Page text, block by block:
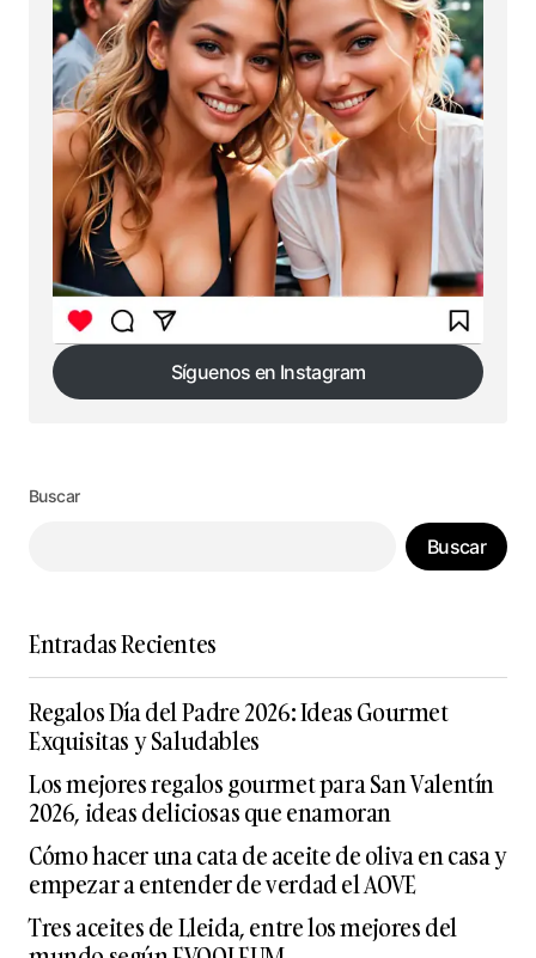
Síguenos en Instagram
Síguenos en Instagram
Buscar
Buscar
Entradas Recientes
Regalos Día del Padre 2026: Ideas Gourmet
Exquisitas y Saludables
Los mejores regalos gourmet para San Valentín
2026, ideas deliciosas que enamoran
Cómo hacer una cata de aceite de oliva en casa y
empezar a entender de verdad el AOVE
Tres aceites de Lleida, entre los mejores del